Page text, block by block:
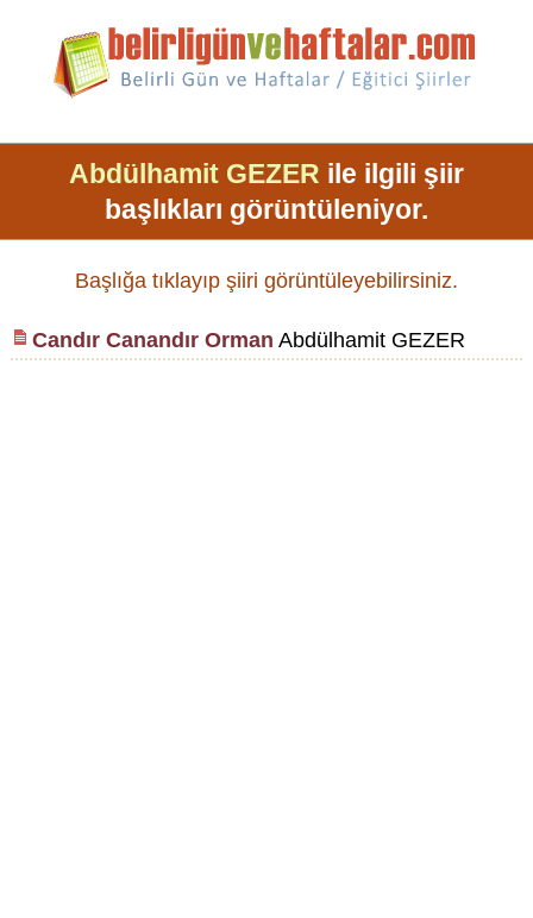
Abdülhamit GEZER ile ilgili şiir
başlıkları görüntüleniyor.
Başlığa tıklayıp şiiri görüntüleyebilirsiniz.
Candır Canandır Orman Abdülhamit GEZER